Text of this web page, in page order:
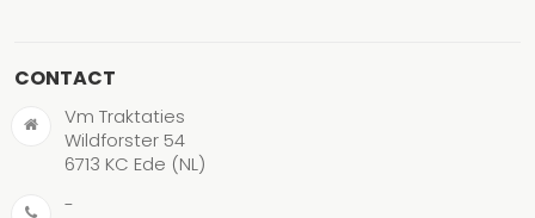
CONTACT
Vm Traktaties
Wildforster 54
6713 KC Ede (NL)
-